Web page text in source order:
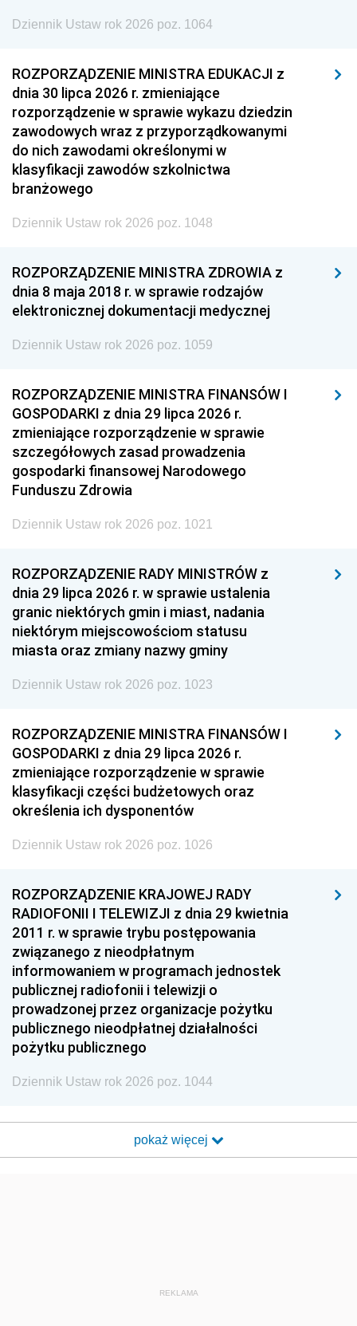
Dziennik Ustaw rok 2026 poz. 1064
ROZPORZĄDZENIE MINISTRA EDUKACJI z
dnia 30 lipca 2026 r. zmieniające
rozporządzenie w sprawie wykazu dziedzin
zawodowych wraz z przyporządkowanymi
do nich zawodami określonymi w
klasyfikacji zawodów szkolnictwa
branżowego
Dziennik Ustaw rok 2026 poz. 1048
ROZPORZĄDZENIE MINISTRA ZDROWIA z
dnia 8 maja 2018 r. w sprawie rodzajów
elektronicznej dokumentacji medycznej
Dziennik Ustaw rok 2026 poz. 1059
ROZPORZĄDZENIE MINISTRA FINANSÓW I
GOSPODARKI z dnia 29 lipca 2026 r.
zmieniające rozporządzenie w sprawie
szczegółowych zasad prowadzenia
gospodarki finansowej Narodowego
Funduszu Zdrowia
Dziennik Ustaw rok 2026 poz. 1021
ROZPORZĄDZENIE RADY MINISTRÓW z
dnia 29 lipca 2026 r. w sprawie ustalenia
granic niektórych gmin i miast, nadania
niektórym miejscowościom statusu
miasta oraz zmiany nazwy gminy
Dziennik Ustaw rok 2026 poz. 1023
ROZPORZĄDZENIE MINISTRA FINANSÓW I
GOSPODARKI z dnia 29 lipca 2026 r.
zmieniające rozporządzenie w sprawie
klasyfikacji części budżetowych oraz
określenia ich dysponentów
Dziennik Ustaw rok 2026 poz. 1026
ROZPORZĄDZENIE KRAJOWEJ RADY
RADIOFONII I TELEWIZJI z dnia 29 kwietnia
2011 r. w sprawie trybu postępowania
związanego z nieodpłatnym
informowaniem w programach jednostek
publicznej radiofonii i telewizji o
prowadzonej przez organizacje pożytku
publicznego nieodpłatnej działalności
pożytku publicznego
Dziennik Ustaw rok 2026 poz. 1044
pokaż więcej
REKLAMA